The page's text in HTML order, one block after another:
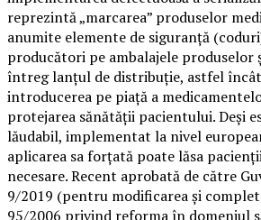
reprezintă „marcarea” produselor
anumite elemente de siguranță
producători pe ambalajele produselor
întreg lanțul de distribuție, astfel încât
introducerea pe piață a
protejarea sănătății pacientului. Deşi
lăudabil, implementat la nivel
aplicarea sa forţată poate lăsa
necesare. Recent aprobată de către
9/2019 (pentru modificarea şi
95/2006 privind reforma în domeniul